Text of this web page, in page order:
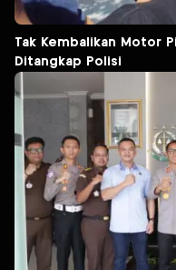
Tak Kembalikan Motor
Ditangkap Polisi